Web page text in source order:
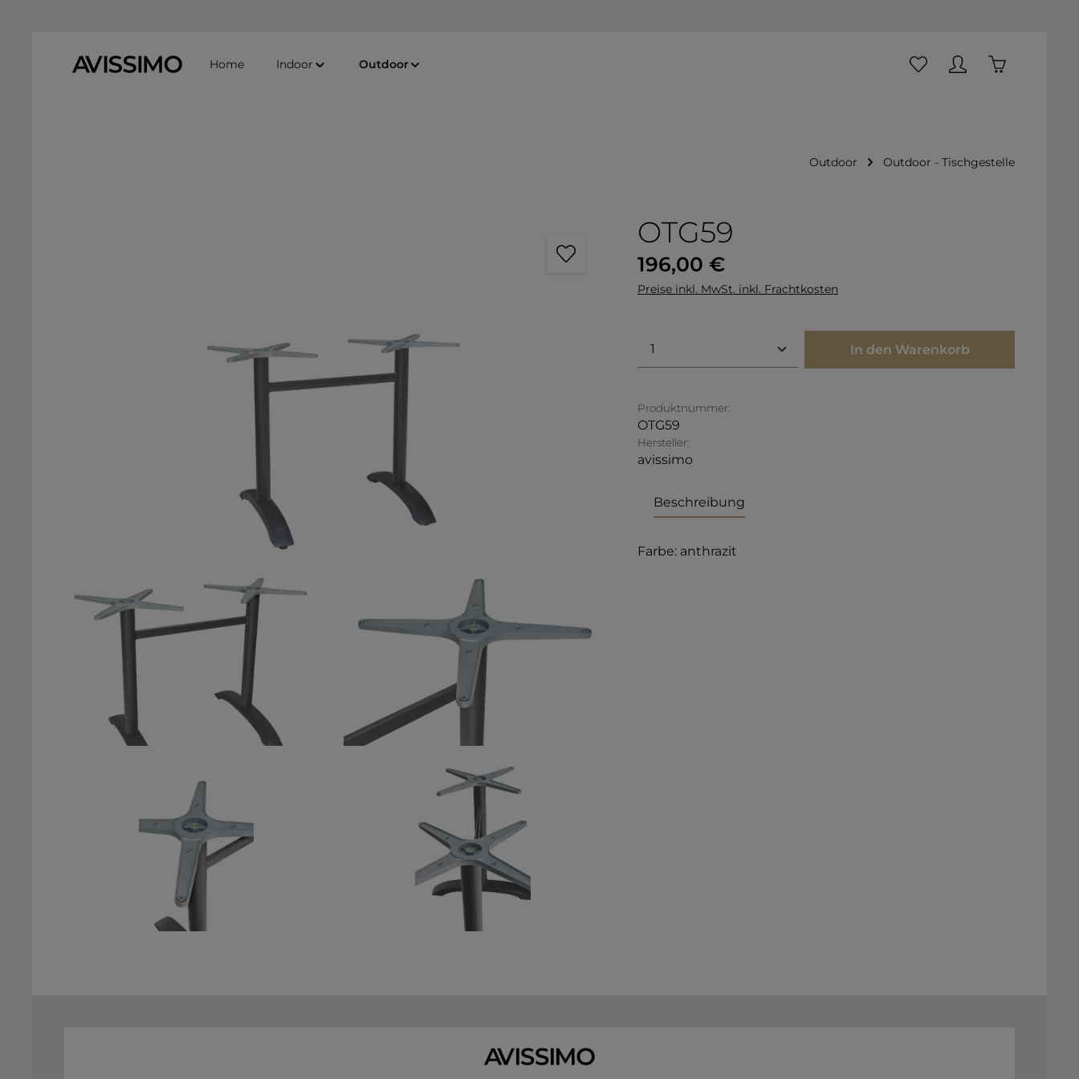
Home Indoor Outdoor
Du hast 0 Produkte auf
Outdoor Outdoor - Tischgestelle
OTG59
Regulärer Preis:
196,00 €
Preise inkl. MwSt. inkl. Frachtkosten
Produkt Anzahl: Gib den gewünschten
In den Warenkorb
Produktnummer:
OTG59
Hersteller:
avissimo
Beschreibung
Farbe: anthrazit